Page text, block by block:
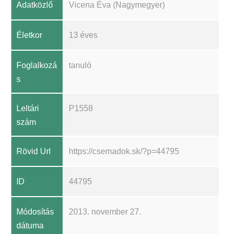
Adatközlő Vicena Éva (Nagymegyer)
Életkor 13 éves
Foglalkozá
s
tanuló
Leltári
szám
P1558
Rövid Url https://csemadok.sk/?p=44795
ID 44795
Módosítás
dátuma
2013. november 27.